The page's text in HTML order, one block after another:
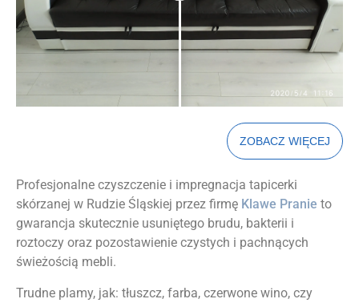
ZOBACZ WIĘCEJ
Profesjonalne czyszczenie i impregnacja tapicerki
skórzanej w Rudzie Śląskiej przez firmę Klawe Pranie to
gwarancja skutecznie usuniętego brudu, bakterii i
roztoczy oraz pozostawienie czystych i pachnących
świeżością mebli.
Trudne plamy, jak: tłuszcz, farba, czerwone wino, czy